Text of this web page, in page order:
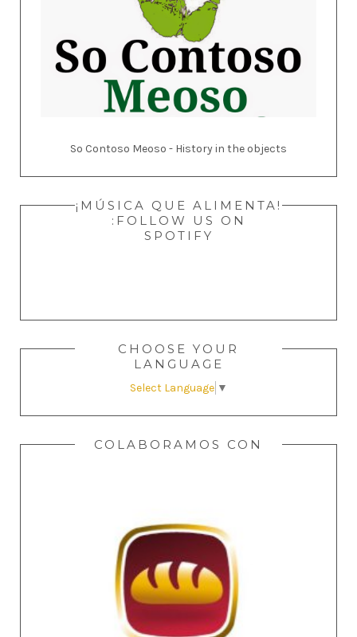
So Contoso Meoso - History in the objects
¡MÚSICA QUE ALIMENTA!
:FOLLOW US ON
SPOTIFY
CHOOSE YOUR
LANGUAGE
Select Language ▼
COLABORAMOS CON